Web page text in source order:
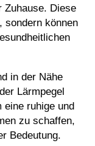
Zuhause. Diese
sondern können
in der Nähe
Lärmpegel
eine ruhige und
zu schaffen,
Bedeutung.